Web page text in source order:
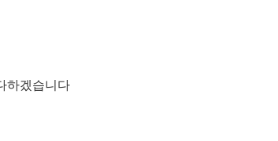
하겠습니다